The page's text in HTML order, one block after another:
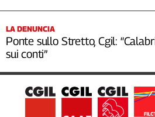
LA DENUNCIA
Ponte sullo Stretto, Cgil:
sui conti”